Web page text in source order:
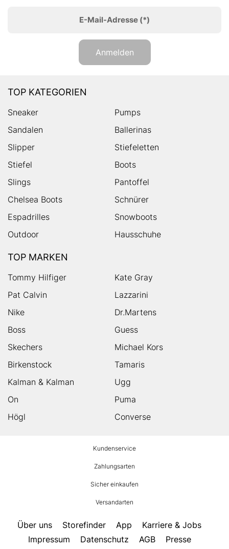
E-Mail-Adresse (*)
Anmelden
TOP KATEGORIEN
Sneaker
Pumps
Sandalen
Ballerinas
Slipper
Stiefeletten
Stiefel
Boots
Slings
Pantoffel
Chelsea Boots
Schnürer
Espadrilles
Snowboots
Outdoor
Hausschuhe
TOP MARKEN
Tommy Hilfiger
Kate Gray
Pat Calvin
Lazzarini
Nike
Dr.Martens
Boss
Guess
Skechers
Michael Kors
Birkenstock
Tamaris
Kalman & Kalman
Ugg
On
Puma
Högl
Converse
Kundenservice
Zahlungsarten
Sicher einkaufen
Versandarten
Über uns Storefinder App
Karriere & Jobs
Impressum
Datenschutz AGB
Presse